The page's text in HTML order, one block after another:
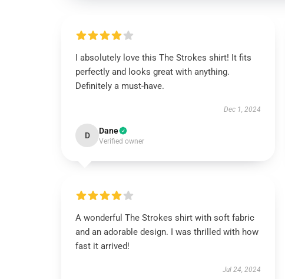
I absolutely love this The Strokes shirt! It fits
perfectly and looks great with anything.
Definitely a must-have.
Dec 1, 2024
D Dane
Verified owner
A wonderful The Strokes shirt with soft fabric
and an adorable design. I was thrilled with how
fast it arrived!
Jul 24, 2024